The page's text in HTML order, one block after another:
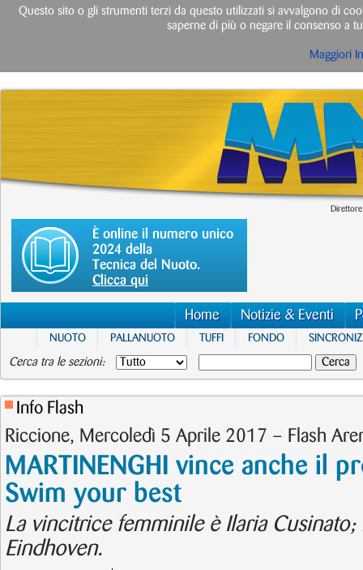
È online il numero unico
2024 della
Tecnica del Nuoto.
Clicca qui
Home Notizie & Eventi
NUOTO PALLANUOTO TUFFI FONDO
Cerca tra le sezioni:
Info Flash
Riccione, Mercoledì 5 Aprile 2017 – Flash
MARTINENGHI vince anche il
Swim your best
La vincitrice femminile è Ilaria Cusinato;
Eindhoven.
Questo sito o gli strumenti terzi da questo utilizzati si avvalgono di
saperne di più o negare il consenso a
Maggiori